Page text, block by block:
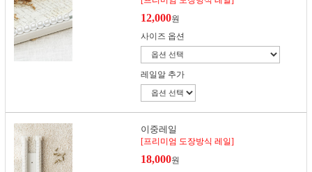
12,000원
사이즈 옵션
레일알 추가
이중레일
[프리미엄 도장방식 레일]
18,000원